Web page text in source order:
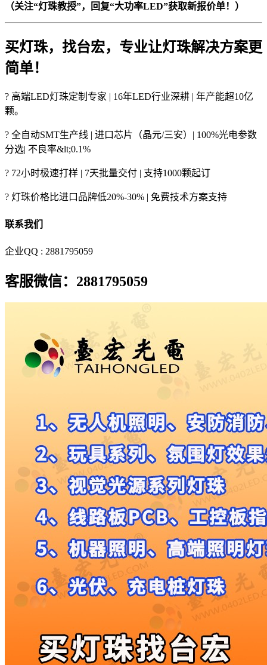
（关注“灯珠教授”，回复“大功率LED”获取新报价单！）
买灯珠，找台宏，专业让灯珠解决方案更
简单！
? 高端LED灯珠定制专家 | 16年LED行业深耕 | 年产能超10亿
颗。
? 全自动SMT生产线 | 进口芯片（晶元/三安）| 100%光电参数
分选| 不良率&lt;0.1%
? 72小时极速打样 | 7天批量交付 | 支持1000颗起订
? 灯珠价格比进口品牌低20%-30% | 免费技术方案支持
联系我们
企业QQ : 2881795059
客服微信：2881795059